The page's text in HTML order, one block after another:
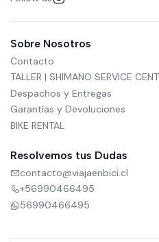
Sobre Nosotros
Contacto
TALLER | SHIMANO SERVICE
Despachos y Entregas
Garantías y Devoluciones
BIKE RENTAL
Resolvemos tus Dudas
contacto@viajaenbici.cl
+56990466495
56990466495